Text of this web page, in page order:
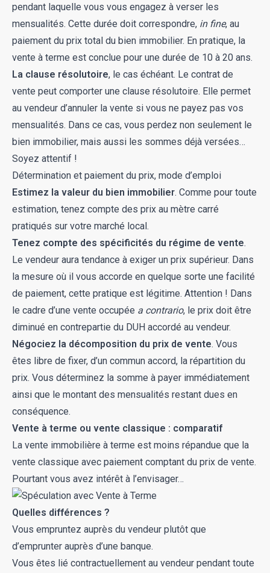
pendant laquelle vous vous engagez à verser les
mensualités. Cette durée doit correspondre, in fine, au
paiement du prix total du bien immobilier. En pratique, la
vente à terme est conclue pour une durée de 10 à 20 ans.
La clause résolutoire, le cas échéant. Le contrat de
vente peut comporter une clause résolutoire. Elle permet
au vendeur d’annuler la vente si vous ne payez pas vos
mensualités. Dans ce cas, vous perdez non seulement le
bien immobilier, mais aussi les sommes déjà versées…
Soyez attentif !
Détermination et paiement du prix, mode d’emploi
Estimez la valeur du bien immobilier. Comme pour toute
estimation, tenez compte des prix au mètre carré
pratiqués sur votre marché local.
Tenez compte des spécificités du régime de vente.
Le vendeur aura tendance à exiger un prix supérieur. Dans
la mesure où il vous accorde en quelque sorte une facilité
de paiement, cette pratique est légitime. Attention ! Dans
le cadre d’une vente occupée a contrario, le prix doit être
diminué en contrepartie du DUH accordé au vendeur.
Négociez la décomposition du prix de vente. Vous
êtes libre de fixer, d’un commun accord, la répartition du
prix. Vous déterminez la somme à payer immédiatement
ainsi que le montant des mensualités restant dues en
conséquence.
Vente à terme ou vente classique : comparatif
La vente immobilière à terme est moins répandue que la
vente classique avec paiement comptant du prix de vente.
Pourtant vous avez intérêt à l’envisager…
Quelles différences ?
Vous empruntez auprès du vendeur plutôt que
d’emprunter auprès d’une banque.
Vous êtes lié contractuellement au vendeur pendant toute